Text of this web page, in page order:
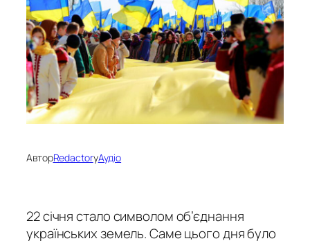
АвторRedactorуАудіо
22 січня стало символом об’єднання
українських земель. Саме цього дня було